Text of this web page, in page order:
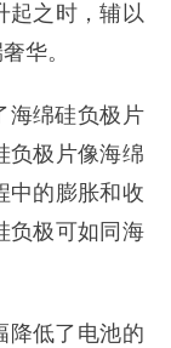
起之时，辅以
华。
海绵硅负极片
负极片像海绵
中的膨胀和收
负极可如同海
降低了电池的